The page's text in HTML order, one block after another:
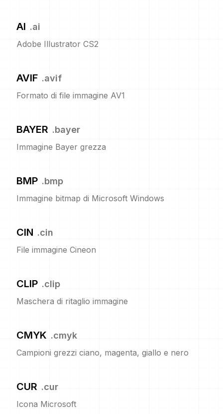
AI .ai
Adobe Illustrator CS2
AVIF .avif
Formato di file immagine AV1
BAYER .bayer
Immagine Bayer grezza
BMP .bmp
Immagine bitmap di Microsoft Windows
CIN .cin
File immagine Cineon
CLIP .clip
Maschera di ritaglio immagine
CMYK .cmyk
Campioni grezzi ciano, magenta, giallo e nero
CUR .cur
Icona Microsoft